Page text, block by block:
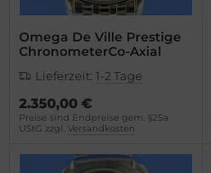
Omega De Ville Prestige
ChronometerCo-Axial
Lieferzeit: 1-2 Tage
2.350,00 €
Preise sind Endpreise gem. §25a
UStG zzgl. Versandkosten
Dubuis
Heuer